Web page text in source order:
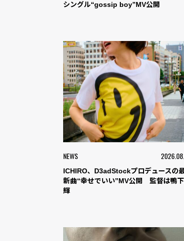
シングル“gossip boy”MV公開
NEWS
ICHIRO、D3adStockプロデュースの
新曲“幸せでいい”MV公開 監督は鴨
輝